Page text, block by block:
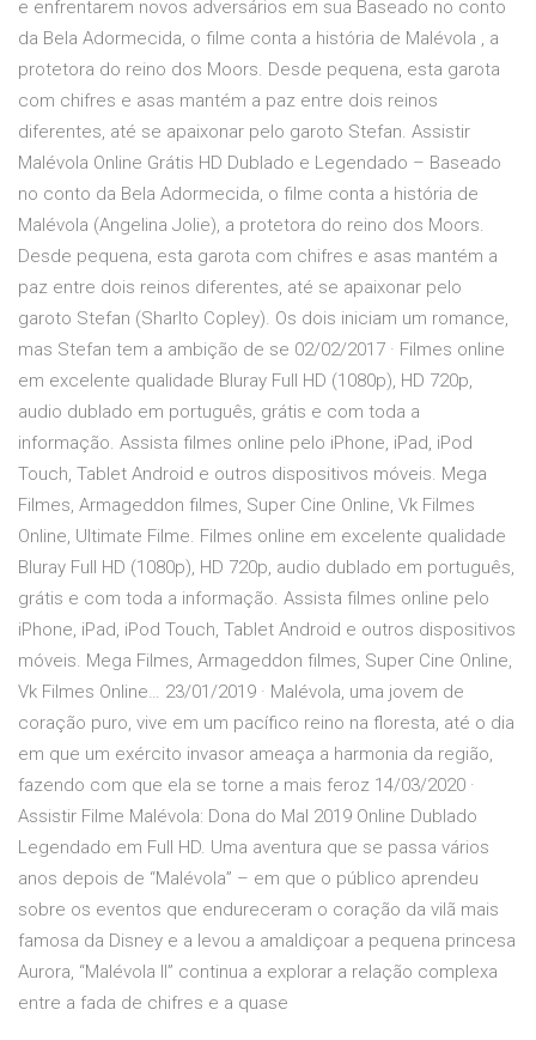
e enfrentarem novos adversários em sua Baseado no conto
da Bela Adormecida, o filme conta a história de Malévola , a
protetora do reino dos Moors. Desde pequena, esta garota
com chifres e asas mantém a paz entre dois reinos
diferentes, até se apaixonar pelo garoto Stefan. Assistir
Malévola Online Grátis HD Dublado e Legendado – Baseado
no conto da Bela Adormecida, o filme conta a história de
Malévola (Angelina Jolie), a protetora do reino dos Moors.
Desde pequena, esta garota com chifres e asas mantém a
paz entre dois reinos diferentes, até se apaixonar pelo
garoto Stefan (Sharlto Copley). Os dois iniciam um romance,
mas Stefan tem a ambição de se 02/02/2017 · Filmes online
em excelente qualidade Bluray Full HD (1080p), HD 720p,
audio dublado em português, grátis e com toda a
informação. Assista filmes online pelo iPhone, iPad, iPod
Touch, Tablet Android e outros dispositivos móveis. Mega
Filmes, Armageddon filmes, Super Cine Online, Vk Filmes
Online, Ultimate Filme. Filmes online em excelente qualidade
Bluray Full HD (1080p), HD 720p, audio dublado em português,
grátis e com toda a informação. Assista filmes online pelo
iPhone, iPad, iPod Touch, Tablet Android e outros dispositivos
móveis. Mega Filmes, Armageddon filmes, Super Cine Online,
Vk Filmes Online… 23/01/2019 · Malévola, uma jovem de
coração puro, vive em um pacífico reino na floresta, até o dia
em que um exército invasor ameaça a harmonia da região,
fazendo com que ela se torne a mais feroz 14/03/2020 ·
Assistir Filme Malévola: Dona do Mal 2019 Online Dublado
Legendado em Full HD. Uma aventura que se passa vários
anos depois de “Malévola” – em que o público aprendeu
sobre os eventos que endureceram o coração da vilã mais
famosa da Disney e a levou a amaldiçoar a pequena princesa
Aurora, “Malévola II” continua a explorar a relação complexa
entre a fada de chifres e a quase